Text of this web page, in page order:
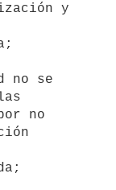
y
no se
no